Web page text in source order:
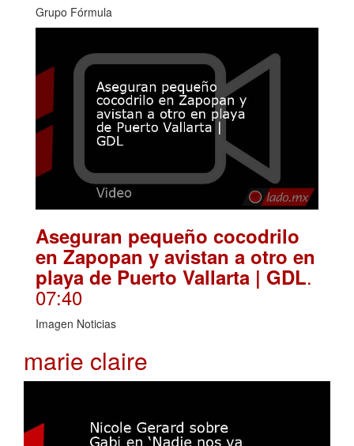
Grupo Fórmula
Aseguran pequeño cocodrilo
en Zapopan y avistan a otro en
playa de Puerto Vallarta | GDL.
07:40
Imagen Noticias
marie claire